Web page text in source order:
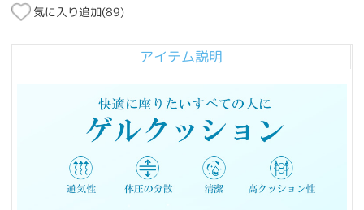
気に入り追加(89)
アイテム説明